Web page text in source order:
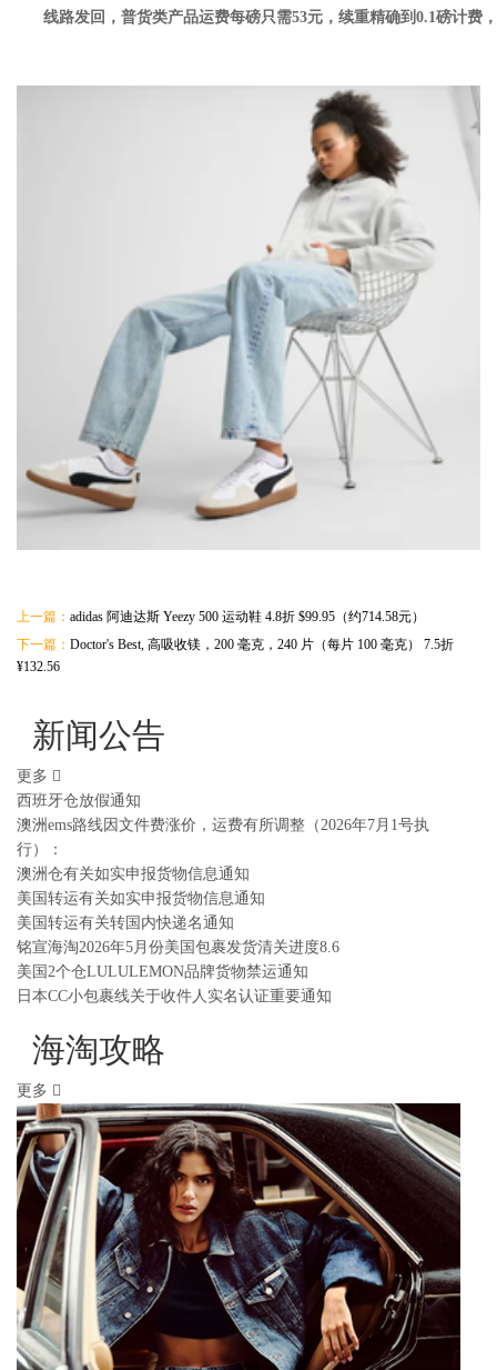
线路发回，普货类产品运费每磅只需53元，续重精确到0.1磅计费，
上一篇： adidas 阿迪达斯 Yeezy 500 运动鞋 4.8折 $99.95（约714.58元）
下一篇： Doctor's Best, 高吸收镁，200 毫克，240 片（每片 100 毫克） 7.5折
¥132.56
新闻公告
更多
西班牙仓放假通知
澳洲ems路线因文件费涨价，运费有所调整（2026年7月1号执
行）：
澳洲仓有关如实申报货物信息通知
美国转运有关如实申报货物信息通知
美国转运有关转国内快递名通知
铭宣海淘2026年5月份美国包裹发货清关进度8.6
美国2个仓LULULEMON品牌货物禁运通知
日本CC小包裹线关于收件人实名认证重要通知
海淘攻略
更多